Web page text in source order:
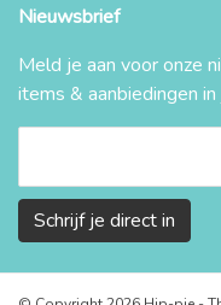
Nieuwsbrief
Meld je aan voor onze
items & aanbiedingen
Schrijf je direct in